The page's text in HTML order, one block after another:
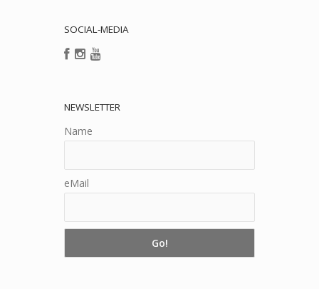
SOCIAL-MEDIA
NEWSLETTER
Name
eMail